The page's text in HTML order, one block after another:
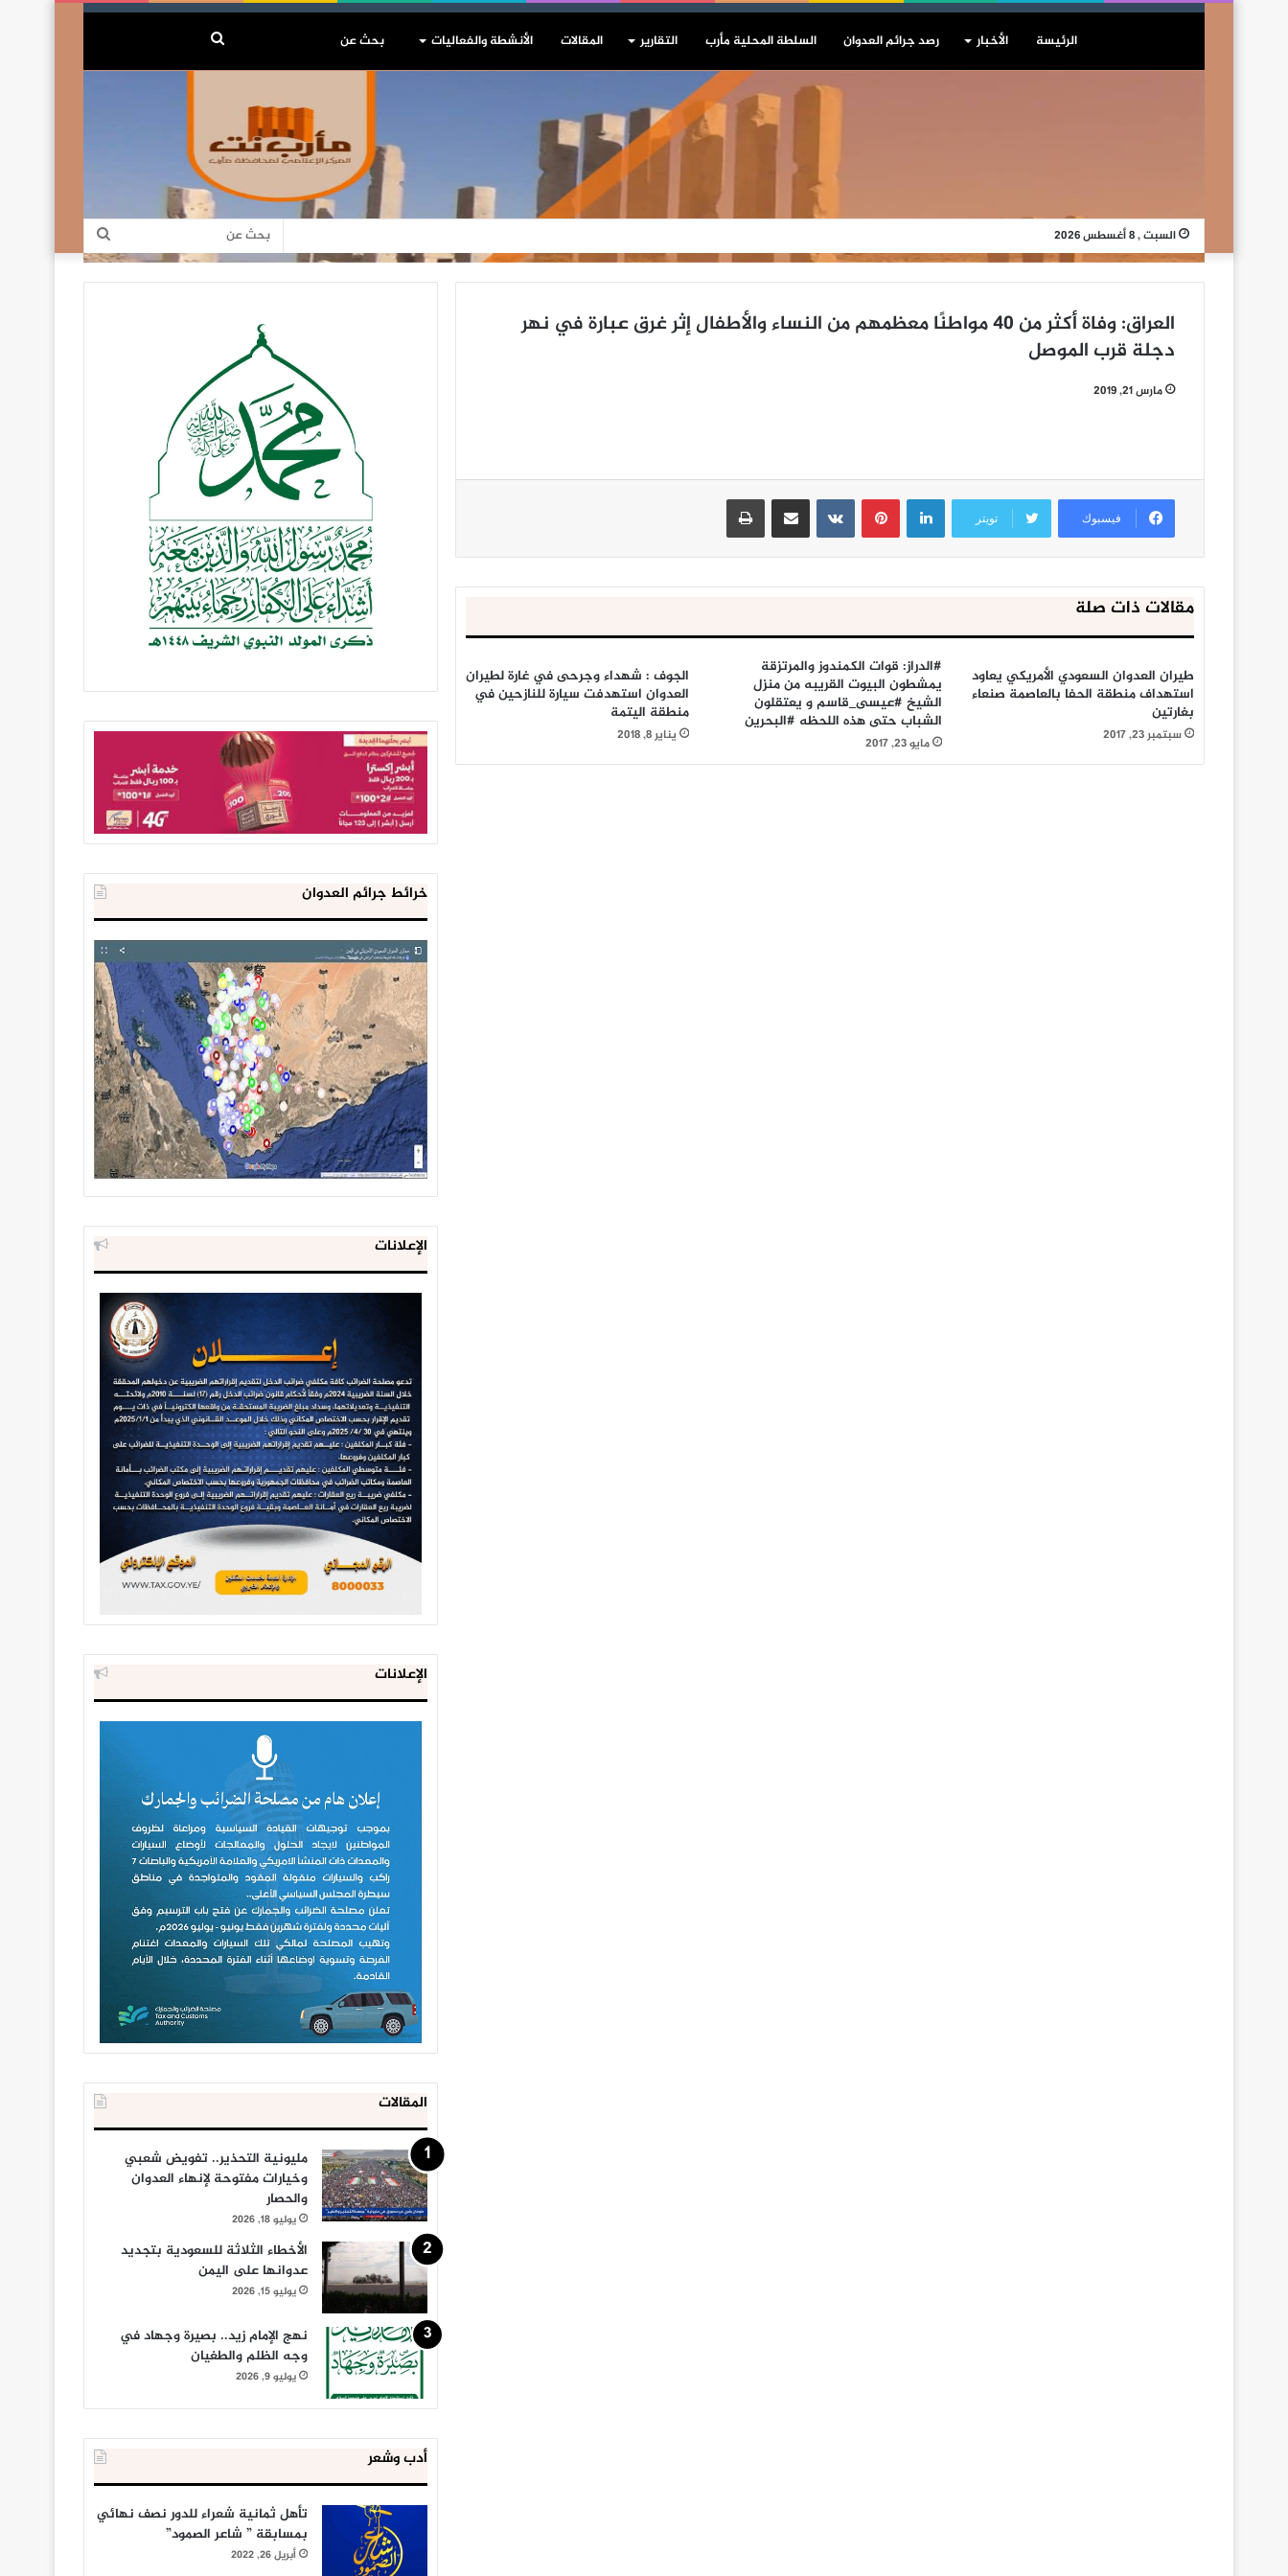
الرئيسة الأخبار رصد جرائم العدوان السلطة المحلية مأرب التقارير المقالات الأنشطة والفعاليات بحث
السبت , 8 أغسطس 2026
بحث
عن
العراق: وفاة أكثر من 40 مواطنًا معظمهم من النساء والأطفال إثر غرق عبارة في نهر
دجلة قرب الموصل
مارس 21, 2019
فيسبوك تويتر
لينكدإنبينتيريست مشاركة عبر البريد طباعة
مقالات ذات صلة
طيران العدوان السعودي الأمريكي يعاود
استهداف منطقة الحفا بالعاصمة صنعاء
بغارتين
سبتمبر 23, 2017
#الدراز: قوات الكمندوز والمرتزقة
يمشطون البيوت القريبه من منزل
الشيخ #عيسى_قاسم و يعتقلون
الشباب حتى هذه اللحظه #البحرين
مايو 23, 2017
الجوف : ‏شهداء وجرحى في غارة لطيران
العدوان استهدفت سيارة للنازحين في
منطقة اليتمة
يناير 8, 2018
خرائط جرائم العدوان
الإعلانات
الإعلانات
المقالات
مليونية التحذير.. تفويض شعبي
وخيارات مفتوحة لإنهاء العدوان
والحصار
يوليو 18, 2026
الأخطاء الثلاثة للسعودية بتجديد
عدوانها على اليمن
يوليو 15, 2026
نهج الإمام زيد.. بصيرة وجهاد في
وجه الظلم والطغيان
يوليو 9, 2026
أدب وشعر
تأهل ثمانية شعراء للدور نصف نهائي
بمسابقة ” شاعر الصمود”
أبريل 26, 2022